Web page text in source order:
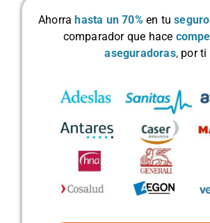
Ahorra hasta un 70% en tuseguro
comparador que hace
aseguradoras, por ti